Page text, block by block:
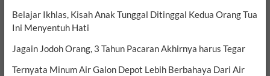
Belajar Ikhlas, Kisah Anak Tunggal Ditinggal Kedua Orang Tua
Ini Menyentuh Hati
Jagain Jodoh Orang, 3 Tahun Pacaran Akhirnya harus Tegar
Ternyata Minum Air Galon Depot Lebih Berbahaya Dari Air